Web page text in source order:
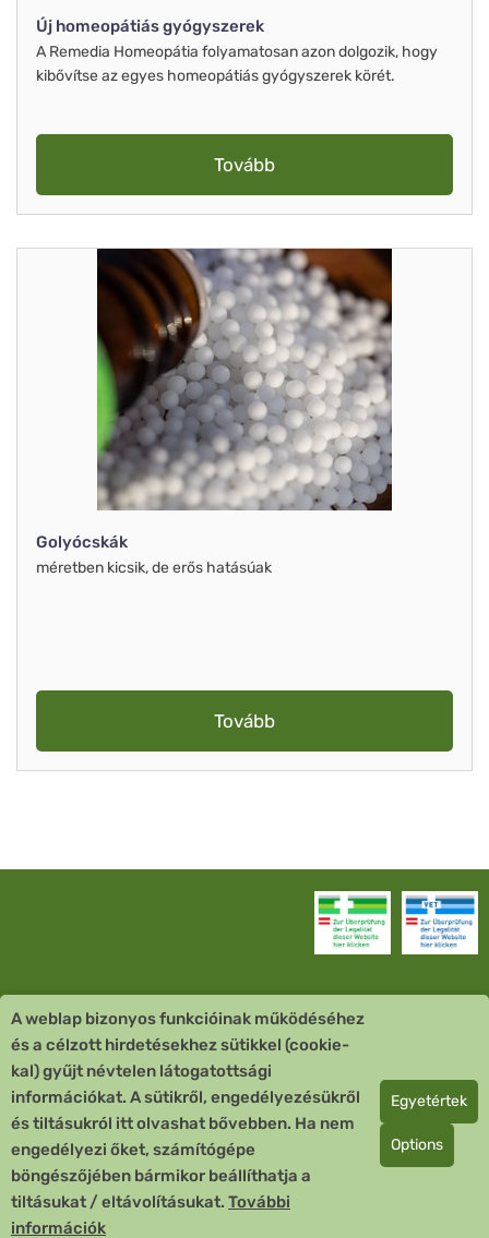
Új homeopátiás gyógyszerek
A Remedia Homeopátia folyamatosan azon dolgozik, hogy
kibővítse az egyes homeopátiás gyógyszerek körét.
Tovább
Golyócskák
méretben kicsik, de erős hatásúak
Tovább
Vevőszolgálat
Quick Links
Fizetési mód
Copyright © 2026 Team Santé Salvator Apotheke
Remedia Homöopathie GmbH GMP zertifizierter Arzneihersteller
A weblap bizonyos funkcióinak működéséhez
és a célzott hirdetésekhez sütikkel (cookie-
kal) gyűjt névtelen látogatottsági
információkat. A sütikről, engedélyezésükről
és tiltásukról itt olvashat bővebben. Ha nem
engedélyezi őket, számítógépe
böngészőjében bármikor beállíthatja a
tiltásukat / eltávolításukat. További
információk
Egyetértek
Options